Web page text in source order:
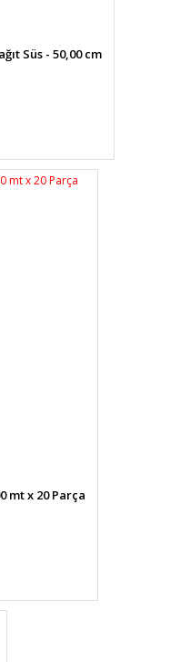
Süs - 50,00 cm
mt x 20 Parça